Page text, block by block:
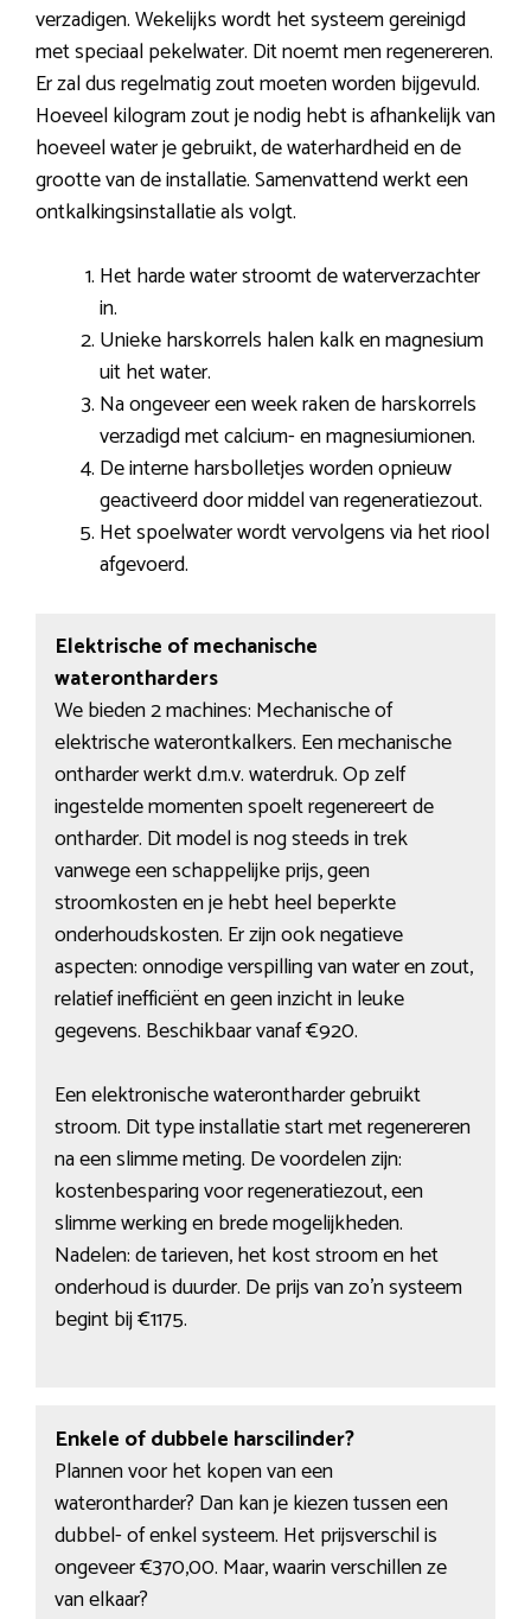
verzadigen. Wekelijks wordt het systeem gereinigd
met speciaal pekelwater. Dit noemt men regenereren.
Er zal dus regelmatig zout moeten worden bijgevuld.
Hoeveel kilogram zout je nodig hebt is afhankelijk van
hoeveel water je gebruikt, de waterhardheid en de
grootte van de installatie. Samenvattend werkt een
ontkalkingsinstallatie als volgt.
Het harde water stroomt de waterverzachter
in.
Unieke harskorrels halen kalk en magnesium
uit het water.
Na ongeveer een week raken de harskorrels
verzadigd met calcium- en magnesiumionen.
De interne harsbolletjes worden opnieuw
geactiveerd door middel van regeneratiezout.
Het spoelwater wordt vervolgens via het riool
afgevoerd.
Elektrische of mechanische
waterontharders
We bieden 2 machines: Mechanische of
elektrische waterontkalkers. Een mechanische
ontharder werkt d.m.v. waterdruk. Op zelf
ingestelde momenten spoelt regenereert de
ontharder. Dit model is nog steeds in trek
vanwege een schappelijke prijs, geen
stroomkosten en je hebt heel beperkte
onderhoudskosten. Er zijn ook negatieve
aspecten: onnodige verspilling van water en zout,
relatief inefficiënt en geen inzicht in leuke
gegevens. Beschikbaar vanaf €920.
Een elektronische waterontharder gebruikt
stroom. Dit type installatie start met regenereren
na een slimme meting. De voordelen zijn:
kostenbesparing voor regeneratiezout, een
slimme werking en brede mogelijkheden.
Nadelen: de tarieven, het kost stroom en het
onderhoud is duurder. De prijs van zo’n systeem
begint bij €1175.
Enkele of dubbele harscilinder?
Plannen voor het kopen van een
waterontharder? Dan kan je kiezen tussen een
dubbel- of enkel systeem. Het prijsverschil is
ongeveer €370,00. Maar, waarin verschillen ze
van elkaar?